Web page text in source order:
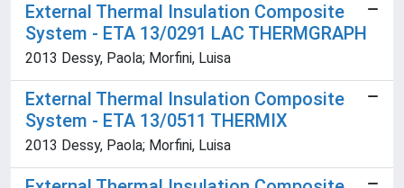
External Thermal Insulation Composite
System - ETA 13/0291 LAC THERMGRAPH
2013 Dessy, Paola; Morfini, Luisa
External Thermal Insulation Composite
System - ETA 13/0511 THERMIX
2013 Dessy, Paola; Morfini, Luisa